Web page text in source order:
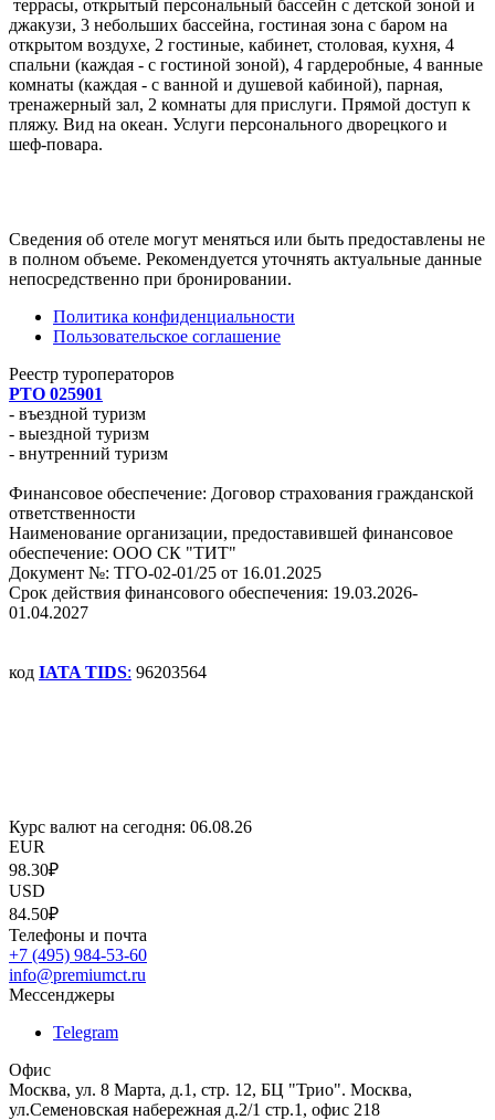
террасы, открытый персональный бассейн с детской зоной и
джакузи, 3 небольших бассейна, гостиная зона с баром на
открытом воздухе, 2 гостиные, кабинет, столовая, кухня, 4
спальни (каждая - с гостиной зоной), 4 гардеробные, 4 ванные
комнаты (каждая - с ванной и душевой кабиной), парная,
тренажерный зал, 2 комнаты для прислуги. Прямой доступ к
пляжу. Вид на океан. Услуги персонального дворецкого и
шеф-повара.
Сведения об отеле могут меняться или быть предоставлены не
в полном объеме. Рекомендуется уточнять актуальные данные
непосредственно при бронировании.
Политика конфиденциальности
Пользовательское соглашение
Реестр туроператоров
РТО 025901
- въездной туризм
- выездной туризм
- внутренний туризм
Финансовое обеспечение: Договор страхования гражданской
ответственности
Наименование организации, предоставившей финансовое
обеспечение: ООО СК "ТИТ"
Документ №: ТГО-02-01/25 от 16.01.2025
Срок действия финансового обеспечения: 19.03.2026-
01.04.2027
код IATA TIDS: 96203564
Курс валют на сегодня: 06.08.26
EUR
98.30₽
USD
84.50₽
Телефоны и почта
+7 (495) 984-53-60
info@premiumct.ru
Мессенджеры
Telegram
Офис
Москва, ул. 8 Марта, д.1, стр. 12, БЦ "Трио". Москва,
ул.Семеновская набережная д.2/1 стр.1, офис 218